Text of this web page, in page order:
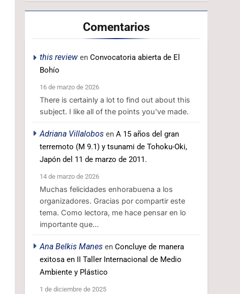
Comentarios
this review enConvocatoria abierta de El
Bohío
16 de marzo de 2026
There is certainly a lot to find out about this
subject. I like all of the points you've made.
Adriana Villalobos enA 15 años del gran
terremoto (M 9.1) y tsunami de Tohoku-Oki,
Japón del 11 de marzo de 2011.
14 de marzo de 2026
Muchas felicidades enhorabuena a los
organizadores. Gracias por compartir este
tema. Como lectora, me hace pensar en lo
importante que…
Ana Belkis Manes enConcluye de manera
exitosa en II Taller Internacional de Medio
Ambiente y Plástico
1 de diciembre de 2025